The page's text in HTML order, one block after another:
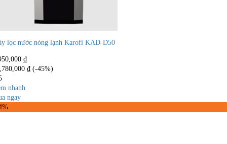
lọc nước nóng lạnh Karofi KAD-D50
₫
₫ (-45%)
nhanh
ngay